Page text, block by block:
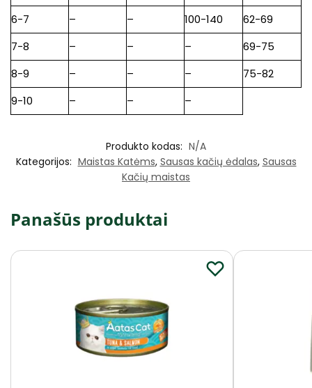
6-7
– – 100-140
62-69
7-8
– – –
69-75
8-9
– – –
75-82
9-10
– – –
Produkto kodas: N/A
Kategorijos: Maistas Katėms, Sausas kačių ėdalas, Sausas
Kačių maistas
Panašūs produktai